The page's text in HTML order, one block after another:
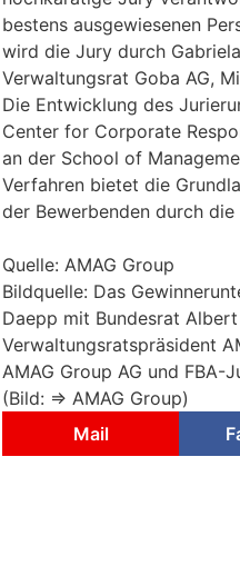
bestens ausgewiesenen
wird die Jury durch
Verwaltungsrat Goba AG,
Die Entwicklung des
Center for Corporate
an der School of
Verfahren bietet die
der Bewerbenden durch die
Quelle: AMAG Group
Bildquelle: Das
Daepp mit Bundesrat
Verwaltungsratspräsident
AMAG Group AG und FBA-
(Bild: => AMAG Group)
Mail